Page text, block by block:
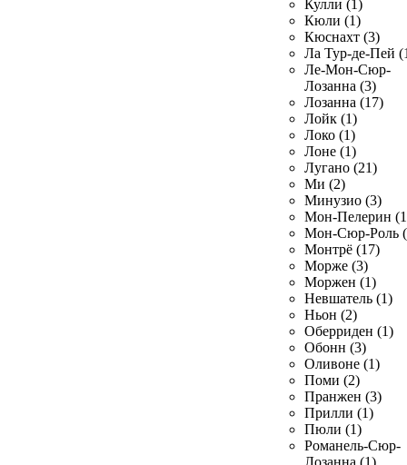
Кулли (1)
Кюли (1)
Кюснахт (3)
Ла Тур-де-Пей
Ле-Мон-Сюр-
Лозанна (3)
Лозанна (17)
Лойк (1)
Локо (1)
Лоне (1)
Лугано (21)
Ми (2)
Минузио (3)
Мон-Пелерин
Мон-Сюр-Роль
Монтрё (17)
Морже (3)
Моржен (1)
Невшатель (1)
Ньон (2)
Оберриден (1)
Обонн (3)
Оливоне (1)
Поми (2)
Пранжен (3)
Прилли (1)
Пюли (1)
Романель-Сюр-
Лозанна (1)